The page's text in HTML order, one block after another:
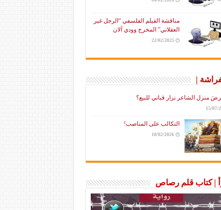
مناقشة الفيلم الفلسفي “الرجل غير
العقلاني” المخرج وودي آلان
22/02/2025
|
منزل الشاعر نزار قباني للبيع؟
15/07/
التكالب على المناصب!
18/02/2026
| كتاب قلم رصاص